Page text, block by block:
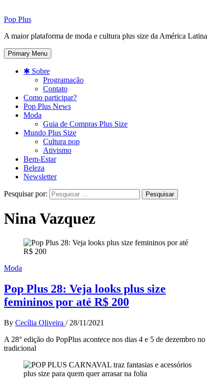
Pop Plus
A maior plataforma de moda e cultura plus size da América Latina
Primary Menu
✱ Sobre
Programação
Contato
Como participar?
Pop Plus News
Moda
Guia de Compras Plus Size
Mundo Plus Size
Cultura pop
Ativismo
Bem-Estar
Beleza
Newsletter
Pesquisar por:
Nina Vazquez
Moda
Pop Plus 28: Veja looks plus size
femininos por até R$ 200
By Cecília Oliveira / 28/11/2021
A 28° edição do PopPlus acontece nos dias 4 e 5 de dezembro no
tradicional